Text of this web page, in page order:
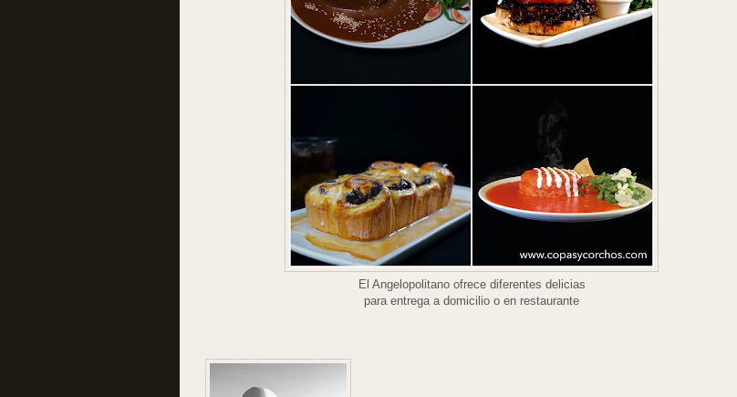
El Angelopolitano ofrece diferentes delicias
para entrega a domicilio o en restaurante